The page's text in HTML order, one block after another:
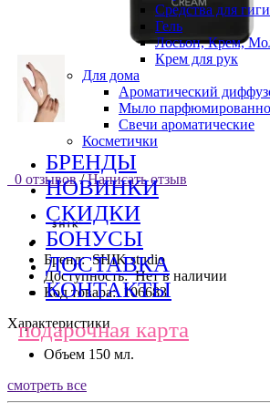
Средства для
Гель
Лосьон, Крем,
Крем для рук
Для дома
Ароматический
Мыло
Свечи ароматические
Косметички
БРЕНДЫ
НОВИНКИ
СКИДКИ
БОНУСЫ
ДОСТАВКА
КОНТАКТЫ
подарочная карта
0 отзывов / Написать отзыв
Бренд: SHIK studio
Доступность:Нет в наличии
Код товара: 106683
Характеристики
Объем 150 мл.
смотреть все